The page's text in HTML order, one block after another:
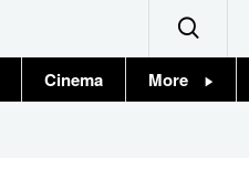
Cinema More